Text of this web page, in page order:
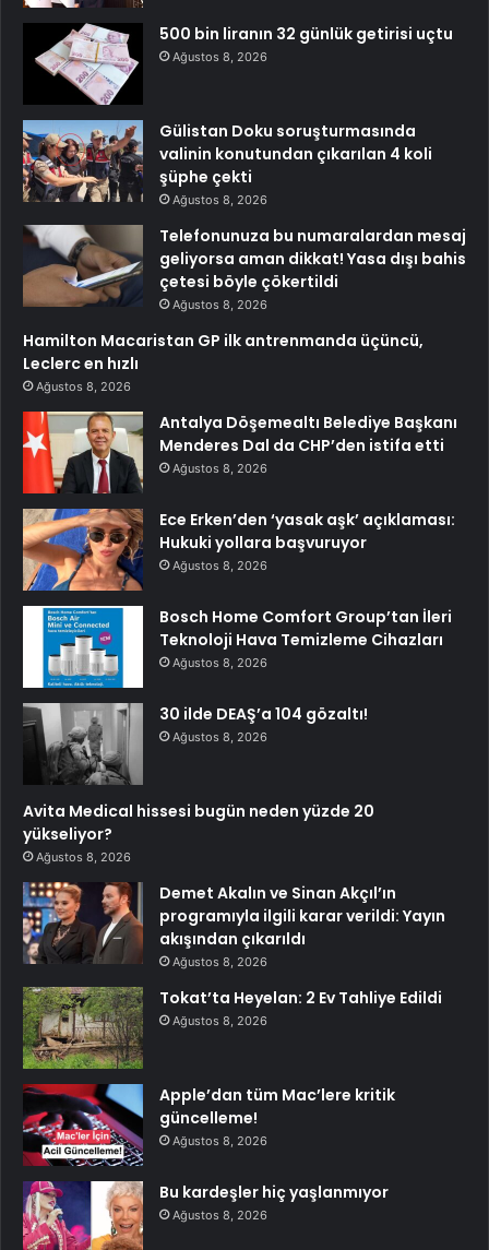
500 bin liranın 32 günlük getirisi uçtu
Ağustos 8, 2026
Gülistan Doku soruşturmasında
valinin konutundan çıkarılan 4 koli
şüphe çekti
Ağustos 8, 2026
Telefonunuza bu numaralardan mesaj
geliyorsa aman dikkat! Yasa dışı bahis
çetesi böyle çökertildi
Ağustos 8, 2026
Hamilton Macaristan GP ilk antrenmanda üçüncü,
Leclerc en hızlı
Ağustos 8, 2026
Antalya Döşemealtı Belediye Başkanı
Menderes Dal da CHP’den istifa etti
Ağustos 8, 2026
Ece Erken’den ‘yasak aşk’ açıklaması:
Hukuki yollara başvuruyor
Ağustos 8, 2026
Bosch Home Comfort Group’tan İleri
Teknoloji Hava Temizleme Cihazları
Ağustos 8, 2026
30 ilde DEAŞ’a 104 gözaltı!
Ağustos 8, 2026
Avita Medical hissesi bugün neden yüzde 20
yükseliyor?
Ağustos 8, 2026
Demet Akalın ve Sinan Akçıl’ın
programıyla ilgili karar verildi: Yayın
akışından çıkarıldı
Ağustos 8, 2026
Tokat’ta Heyelan: 2 Ev Tahliye Edildi
Ağustos 8, 2026
Apple’dan tüm Mac’lere kritik
güncelleme!
Ağustos 8, 2026
Bu kardeşler hiç yaşlanmıyor
Ağustos 8, 2026